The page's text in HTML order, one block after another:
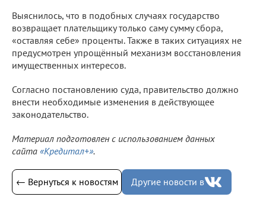
Выяснилось, что в подобных случаях государство
возвращает плательщику только саму сумму сбора,
«оставляя себе» проценты. Также в таких ситуациях не
предусмотрен упрощённый механизм восстановления
имущественных интересов.
Согласно постановлению суда, правительство должно
внести необходимые изменения в действующее
законодательство.
Материал подготовлен с использованием данных
сайта «Кредитал+».
← Вернуться к новостям Другие новости в